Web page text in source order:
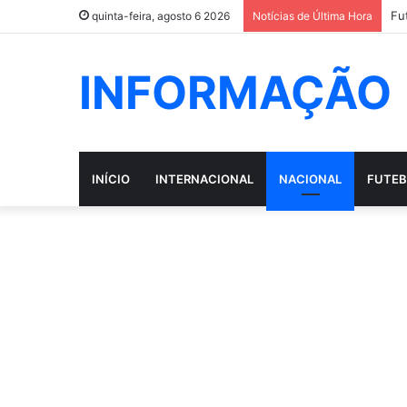
quinta-feira, agosto 6 2026 Notícias de Última Hora
INFORMAÇÃO
INÍCIO INTERNACIONAL NACIONAL